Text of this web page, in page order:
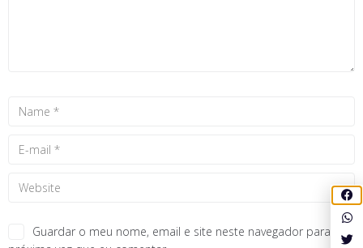
Guardar o meu nome, email e site neste navegador para a